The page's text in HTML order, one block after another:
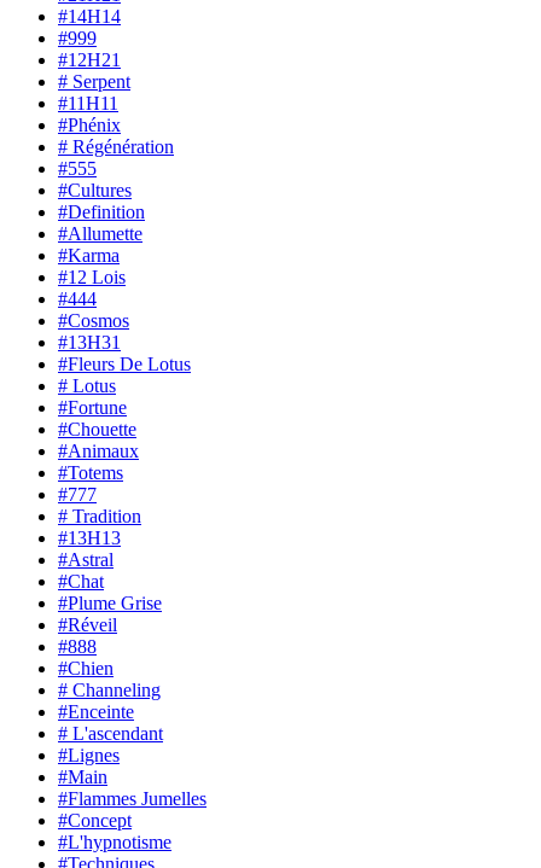
#14H14
#999
#12H21
# Serpent
#11H11
#Phénix
# Régénération
#555
#Cultures
#Definition
#Allumette
#Karma
#12 Lois
#444
#Cosmos
#13H31
#Fleurs De Lotus
# Lotus
#Fortune
#Chouette
#Animaux
#Totems
#777
# Tradition
#13H13
#Astral
#Chat
#Plume Grise
#Réveil
#888
#Chien
# Channeling
#Enceinte
# L'ascendant
#Lignes
#Main
#Flammes Jumelles
#Concept
#L'hypnotisme
#Techniques